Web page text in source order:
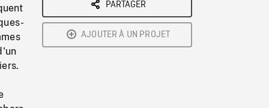
PARTAGER
AJOUTER À UN PROJET